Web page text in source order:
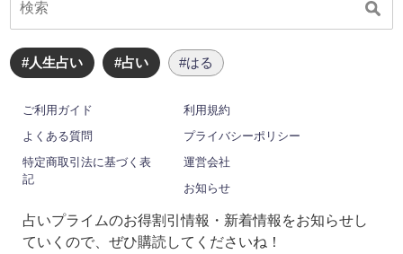
#人生占い #占い #はる
ご利用ガイド
利用規約
よくある質問
プライバシーポリシー
特定商取引法に基づく表
記
運営会社
お知らせ
占いプライムのお得割引情報・新着情報をお知らせし
ていくので、ぜひ購読してくださいね！